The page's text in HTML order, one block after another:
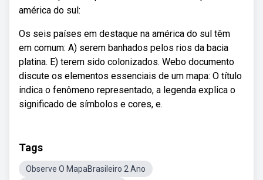
américa do sul:
Os seis países em destaque na américa do sul têm
em comum: A) serem banhados pelos rios da bacia
platina. E) terem sido colonizados. Webo documento
discute os elementos essenciais de um mapa: O título
indica o fenômeno representado, a legenda explica o
significado de símbolos e cores, e.
Tags
Observe O MapaBrasileiro 2 Ano